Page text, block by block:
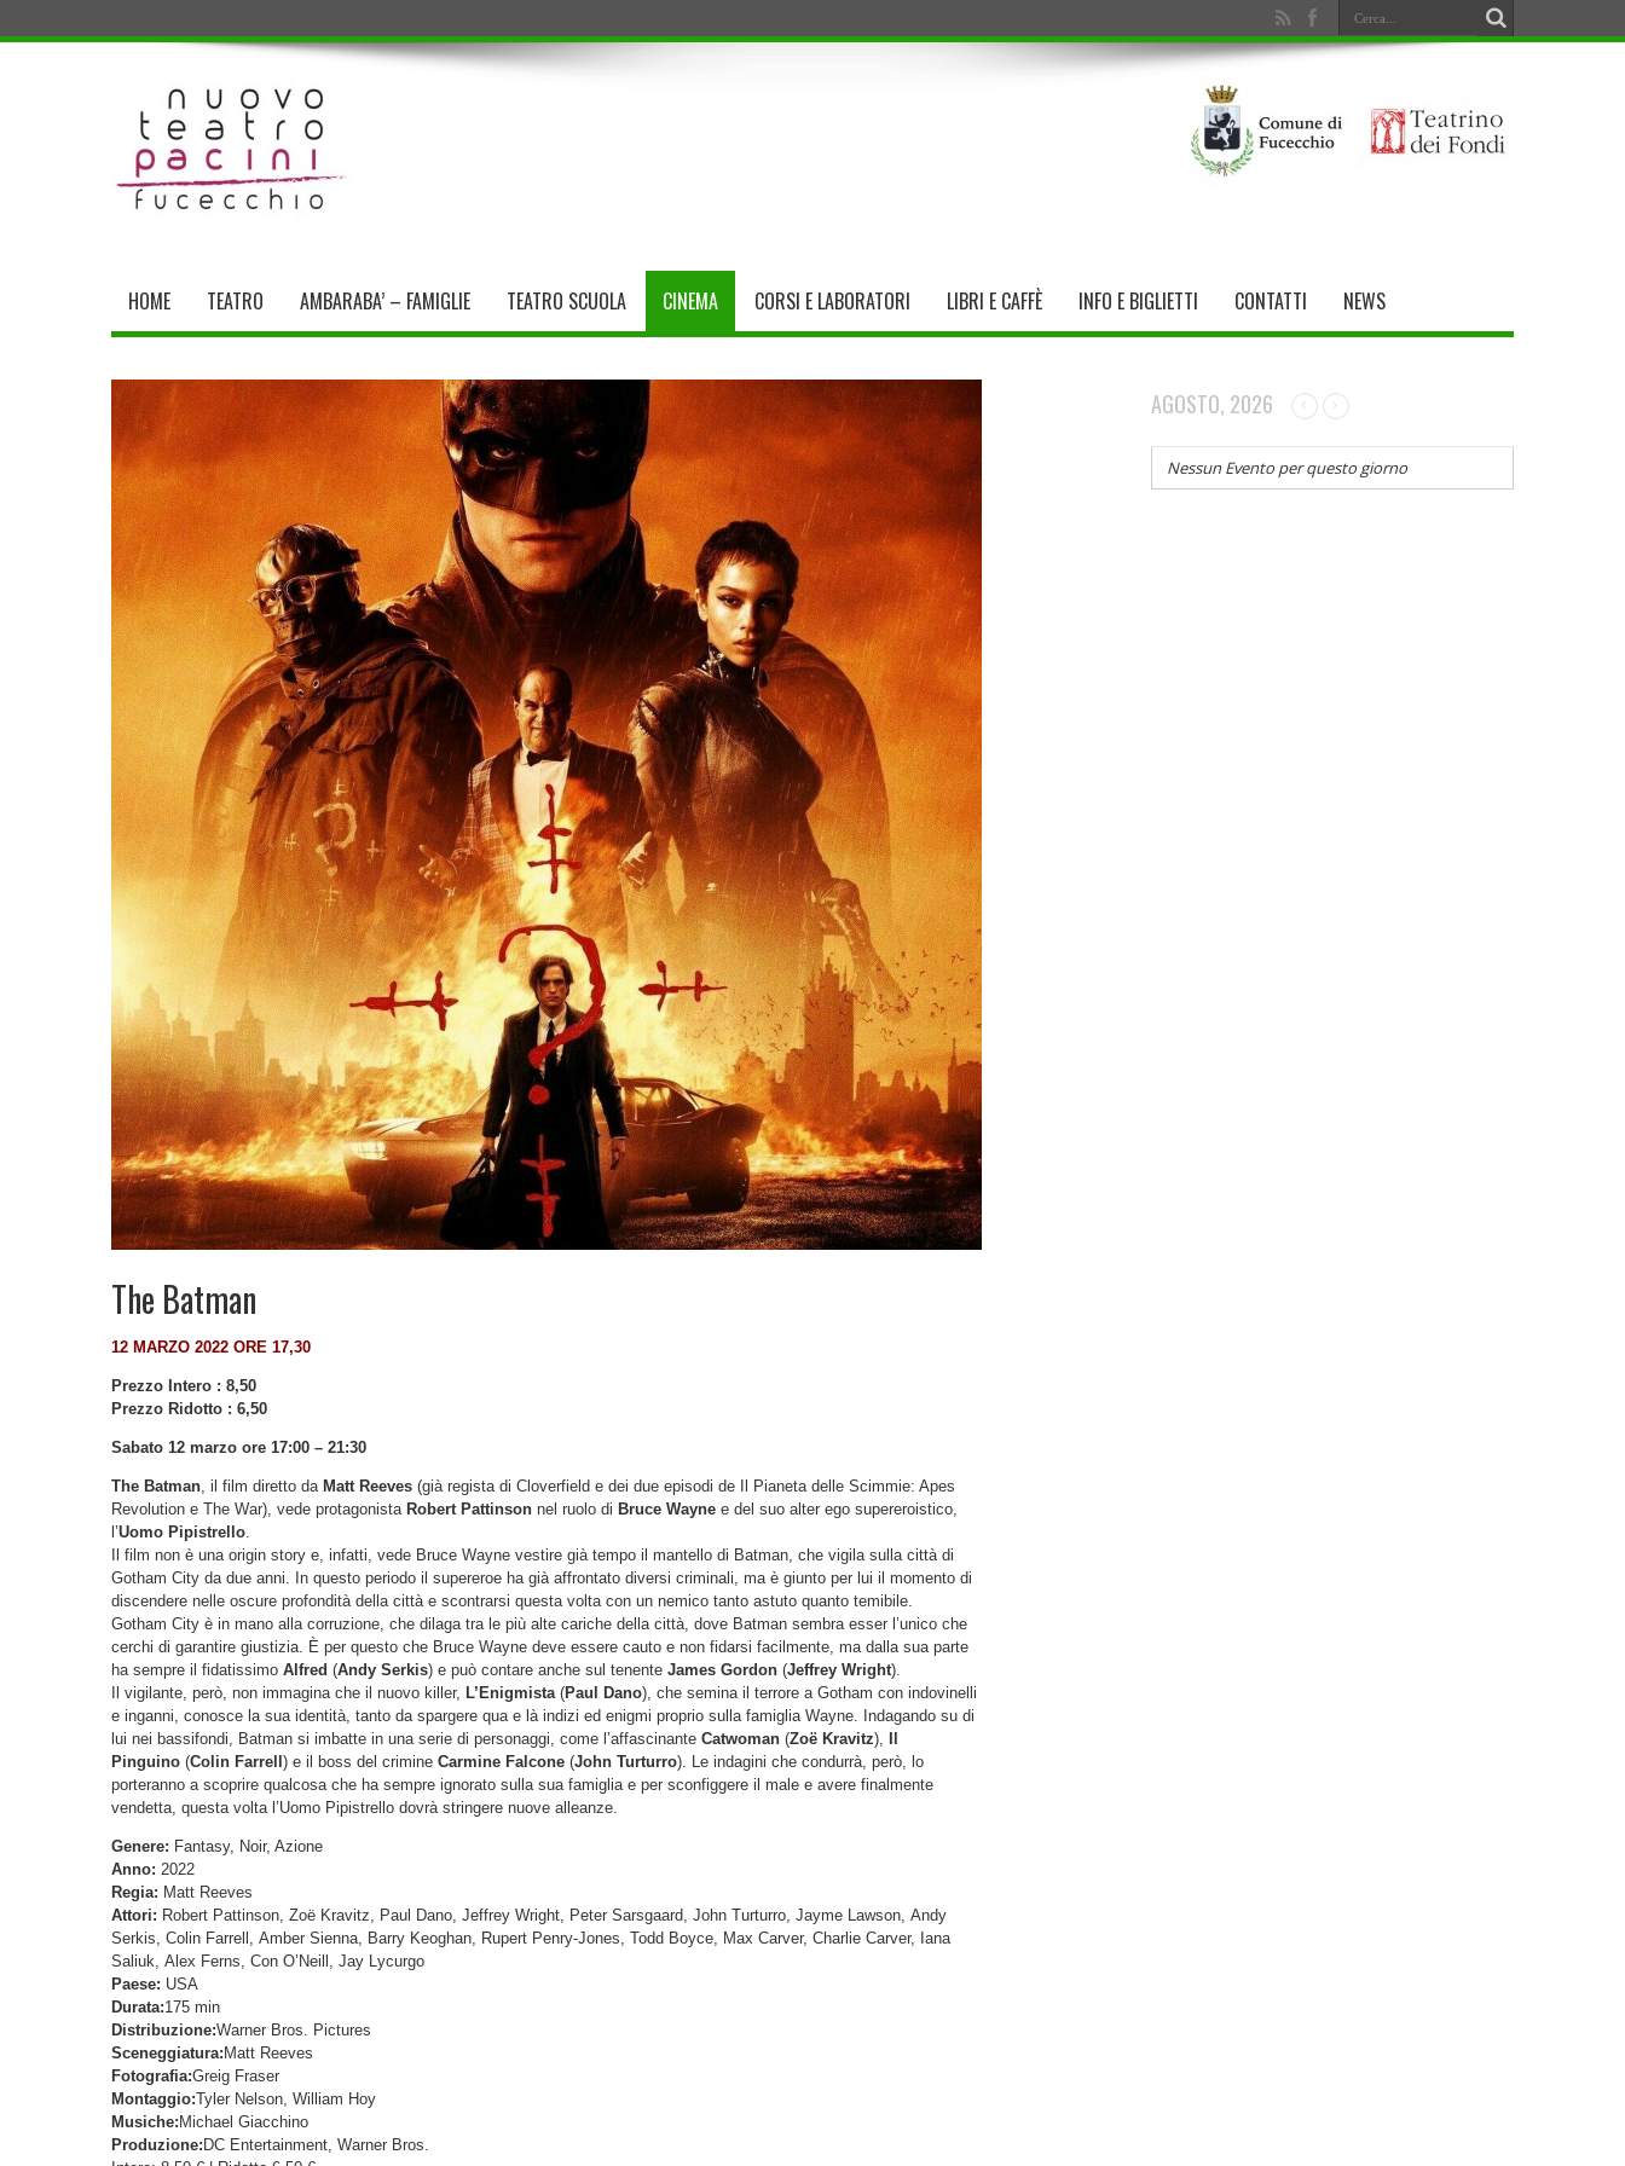
HOME TEATRO AMBARABA’ – FAMIGLIE TEATRO SCUOLA CINEMA CORSI E LABORATORI LIBRI E CAFFÈ INFO E BIGLIETTI CONTATTI NEWS
The Batman
12 MARZO 2022 ORE 17,30
Prezzo Intero : 8,50
Prezzo Ridotto : 6,50
Sabato 12 marzo ore 17:00 – 21:30
The Batman, il film diretto da Matt Reeves (già regista di Cloverfield e dei due episodi de Il Pianeta delle Scimmie: Apes
Revolution e The War), vede protagonista Robert Pattinson nel ruolo di Bruce Wayne e del suo alter ego supereroistico,
l’Uomo Pipistrello.
Il film non è una origin story e, infatti, vede Bruce Wayne vestire già tempo il mantello di Batman, che vigila sulla città di
Gotham City da due anni. In questo periodo il supereroe ha già affrontato diversi criminali, ma è giunto per lui il momento di
discendere nelle oscure profondità della città e scontrarsi questa volta con un nemico tanto astuto quanto temibile.
Gotham City è in mano alla corruzione, che dilaga tra le più alte cariche della città, dove Batman sembra esser l’unico che
cerchi di garantire giustizia. È per questo che Bruce Wayne deve essere cauto e non fidarsi facilmente, ma dalla sua parte
ha sempre il fidatissimo Alfred (Andy Serkis) e può contare anche sul tenente James Gordon (Jeffrey Wright).
Il vigilante, però, non immagina che il nuovo killer, L’Enigmista(Paul Dano), che semina il terrore a Gotham con indovinelli
e inganni, conosce la sua identità, tanto da spargere qua e là indizi ed enigmi proprio sulla famiglia Wayne. Indagando su di
lui nei bassifondi, Batman si imbatte in una serie di personaggi, come l’affascinante Catwoman (Zoë Kravitz),
Pinguino (Colin Farrell ) e il boss del crimine Carmine Falcone (John Turturro). Le indagini che condurrà, però, lo
porteranno a scoprire qualcosa che ha sempre ignorato sulla sua famiglia e per sconfiggere il male e avere finalmente
vendetta, questa volta l’Uomo Pipistrello dovrà stringere nuove alleanze.
Genere: Fantasy, Noir, Azione
Anno: 2022
Regia: Matt Reeves
Attori: Robert Pattinson, Zoë Kravitz, Paul Dano, Jeffrey Wright, Peter Sarsgaard, John Turturro, Jayme Lawson, Andy
Serkis, Colin Farrell, Amber Sienna, Barry Keoghan, Rupert Penry-Jones, Todd Boyce, Max Carver, Charlie Carver, Iana
Saliuk, Alex Ferns, Con O’Neill, Jay Lycurgo
Paese: USA
Durata:175 min
Distribuzione:Warner Bros. Pictures
Sceneggiatura: Matt Reeves
Fotografia:Greig Fraser
Montaggio:Tyler Nelson, William Hoy
Musiche: Michael Giacchino
Produzione: DC Entertainment, Warner Bros.
AGOSTO, 2026
Nessun Evento per questo giorno